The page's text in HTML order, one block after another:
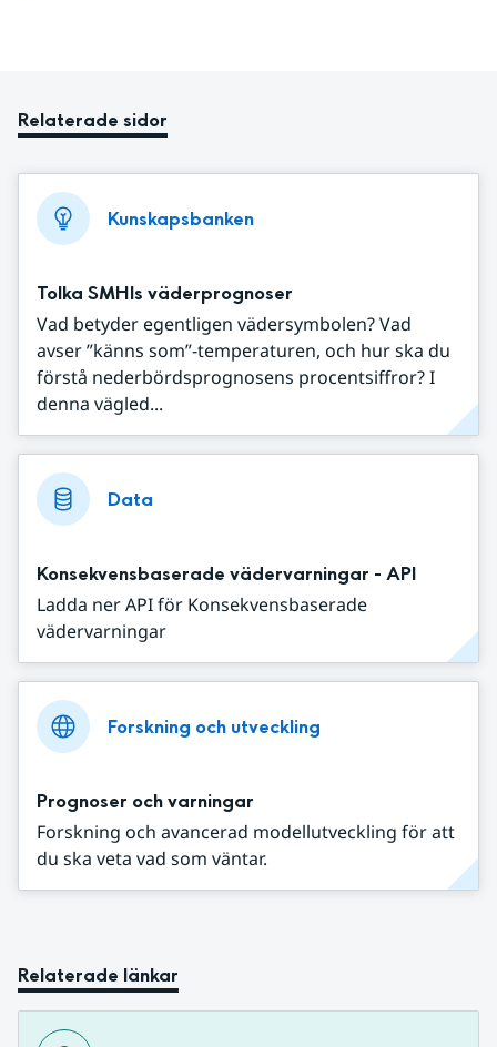
Relaterade sidor
Kunskapsbanken
Tolka SMHIs väderprognoser
Vad betyder egentligen vädersymbolen? Vad
avser ”känns som”-temperaturen, och hur ska du
förstå nederbördsprognosens procentsiffror? I
denna vägled...
Data
Konsekvensbaserade vädervarningar - API
Ladda ner API för Konsekvensbaserade
vädervarningar
Forskning och utveckling
Prognoser och varningar
Forskning och avancerad modellutveckling för att
du ska veta vad som väntar.
Relaterade länkar